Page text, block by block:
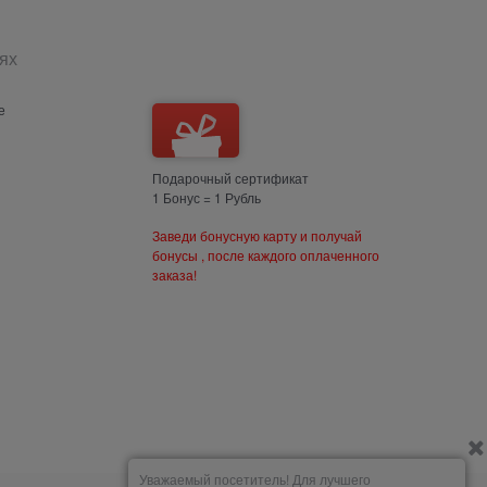
Подарочный сертификат
1 Бонус = 1 Рубль
Заведи бонусную карту и получай
бонусы , после каждого оплаченного
заказа!
Уважаемый посетитель! Для лучшего